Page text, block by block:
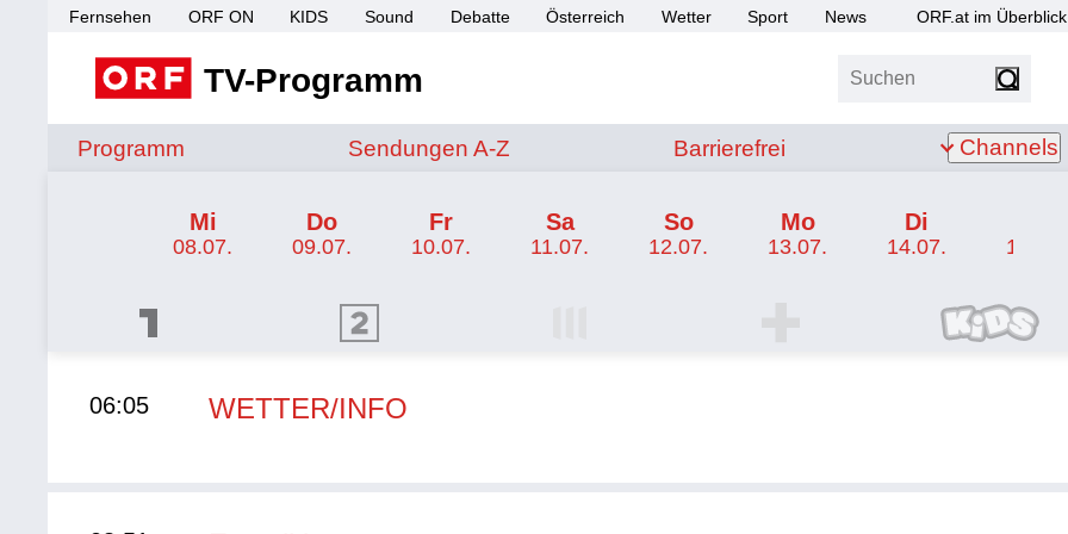
Fernsehen ORF ON KIDS Sound Debatte Österreich Wetter Sport News ORF.at im Überblick
TV-Programm Suchen
Programm Sendungen von A bis Z
Sendungen A-Z Barrierefrei
Barrierefrei Channels
Mi
08.07.
Do
09.07.
Fr
10.07.
Sa
11.07.
So
12.07.
Mo
13.07.
Di
14.07. 15.07.
ORF 2 Programm ORF KIDS Programm
06:05 WETTER/INFO